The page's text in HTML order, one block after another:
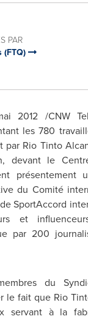
PAR
2012 /CNW
les 780
par Rio Tinto
devant le
présentement
du Comité
SportAccord
et
par 200
du
le fait que Rio
servant à la